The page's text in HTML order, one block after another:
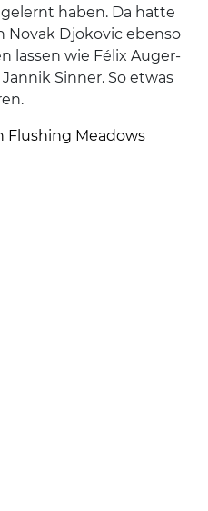
haben. Da hatte
Novak Djokovic ebenso
lassen wie Félix Auger-
Sinner. So etwas
Flushing Meadows